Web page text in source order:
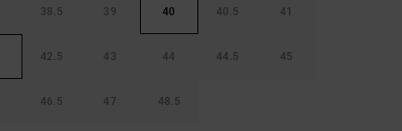
38.5 39 40 40.5 41
42.5 43 44 44.5 45
46.5 47 48.5